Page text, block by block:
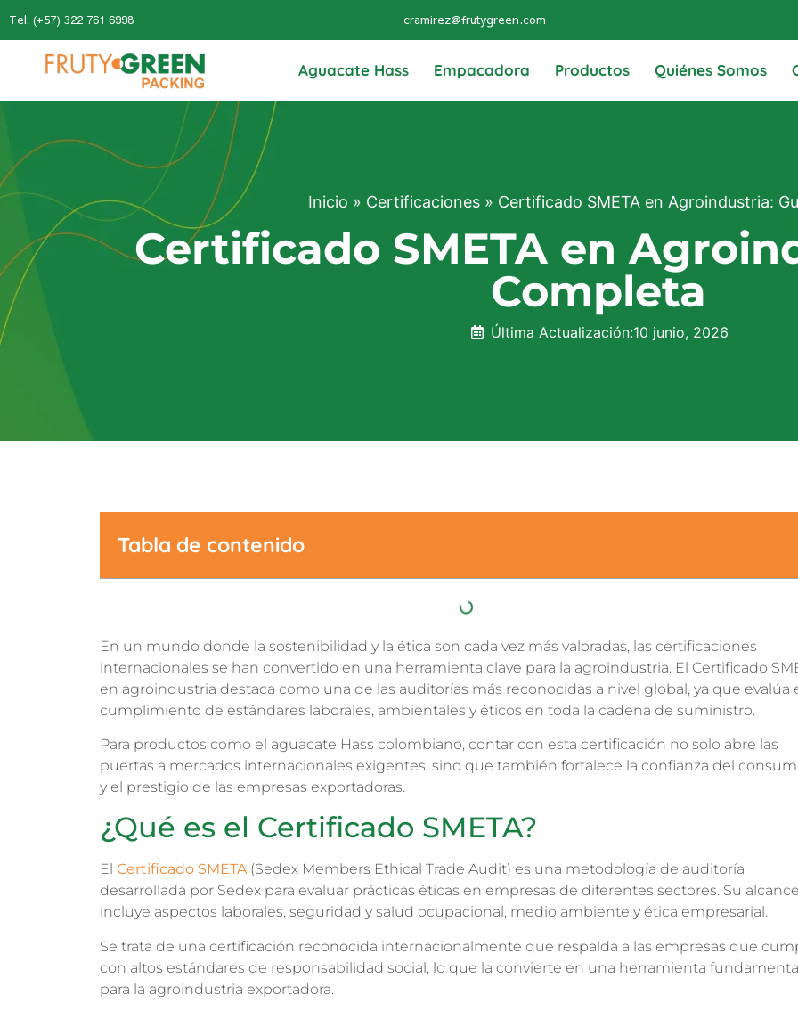
Tel: (+57) 322 761 6998 cramirez@frutygreen.com
Aguacate Hass Empacadora Productos Quiénes Somos
Inicio » Certificaciones » Certificado SMETA en Agroindustria:
Certificado SMETA en
Completa
Última Actualización:10 junio, 2026
Tabla de contenido
En un mundo donde la sostenibilidad y la ética son cada vez más valoradas, las certificaciones
internacionales se han convertido en una herramienta clave para la agroindustria. El Certificado
en agroindustria destaca como una de las auditorías más reconocidas a nivel global, ya que evalúa
cumplimiento de estándares laborales, ambientales y éticos en toda la cadena de suministro.
Para productos como el aguacate Hass colombiano, contar con esta certificación no solo abre las
puertas a mercados internacionales exigentes, sino que también fortalece la confianza del
y el prestigio de las empresas exportadoras.
¿Qué es el Certificado SMETA?
El Certificado SMETA(Sedex Members Ethical Trade Audit) es una metodología de auditoría
desarrollada por Sedex para evaluar prácticas éticas en empresas de diferentes sectores. Su
incluye aspectos laborales, seguridad y salud ocupacional, medio ambiente y ética empresarial.
Se trata de una certificación reconocida internacionalmente que respalda a las empresas que
con altos estándares de responsabilidad social, lo que la convierte en una herramienta
para la agroindustria exportadora.